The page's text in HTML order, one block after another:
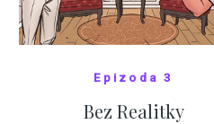
Epizoda 3
Bez Realitky